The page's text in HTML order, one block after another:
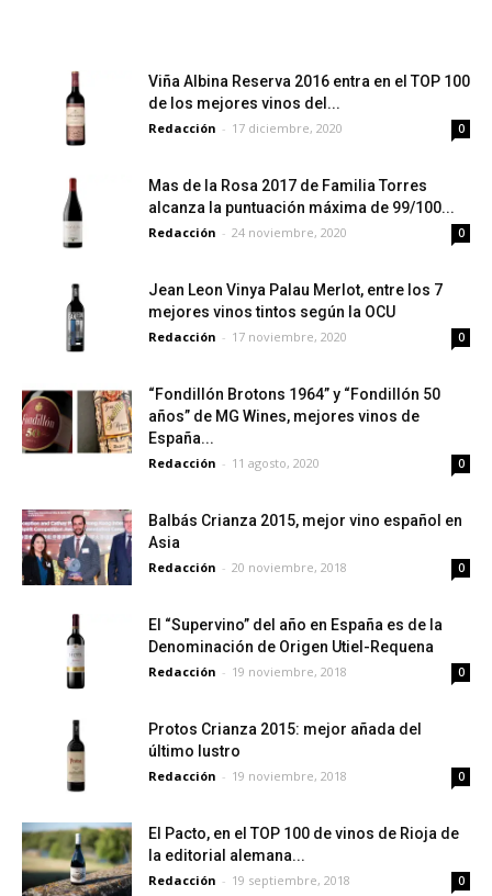
Viña Albina Reserva 2016 entra en el TOP 100
de los mejores vinos del...
Redacción - 17 diciembre, 2020 0
Mas de la Rosa 2017 de Familia Torres
alcanza la puntuación máxima de 99/100...
Redacción - 24 noviembre, 2020 0
Jean Leon Vinya Palau Merlot, entre los 7
mejores vinos tintos según la OCU
Redacción - 17 noviembre, 2020 0
“Fondillón Brotons 1964” y “Fondillón 50
años” de MG Wines, mejores vinos de
España...
Redacción - 11 agosto, 2020 0
Balbás Crianza 2015, mejor vino español en
Asia
Redacción - 20 noviembre, 2018 0
El “Supervino” del año en España es de la
Denominación de Origen Utiel-Requena
Redacción - 19 noviembre, 2018 0
Protos Crianza 2015: mejor añada del
último lustro
Redacción - 19 noviembre, 2018 0
El Pacto, en el TOP 100 de vinos de Rioja de
la editorial alemana...
Redacción - 19 septiembre, 2018 0